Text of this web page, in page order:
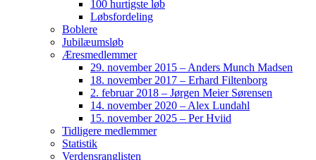
100 hurtigste løb
Løbsfordeling
Boblere
Jubilæumsløb
Æresmedlemmer
29. november 2015 – Anders Munch Madsen
18. november 2017 – Erhard Filtenborg
2. februar 2018 – Jørgen Meier Sørensen
14. november 2020 – Alex Lundahl
15. november 2025 – Per Hviid
Tidligere medlemmer
Statistik
Verdensranglisten